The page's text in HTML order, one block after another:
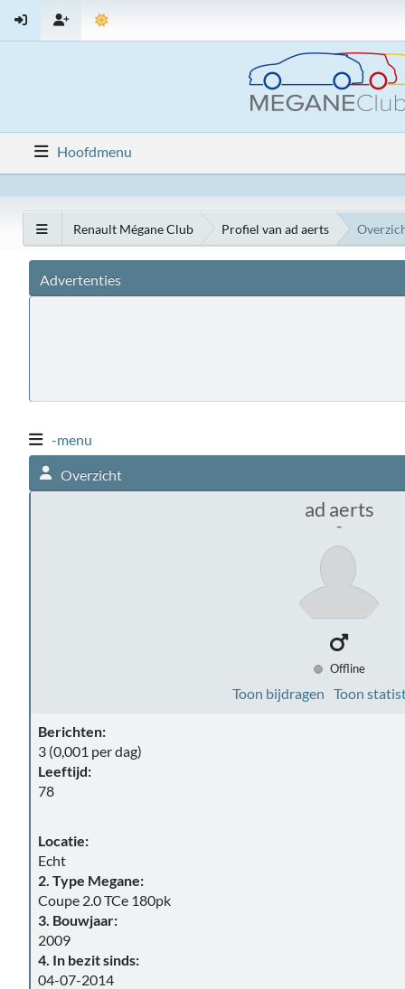
Hoofdmenu
Renault Mégane Club Profiel van ad aerts
Advertenties
-menu
Overzicht
ad aerts
-
Offline
Toon bijdragen Toon
Berichten:
3 (0,001 per dag)
Leeftijd:
78
Locatie:
Echt
2. Type Megane:
Coupe 2.0 TCe 180pk
3. Bouwjaar:
2009
4. In bezit sinds:
04-07-2014